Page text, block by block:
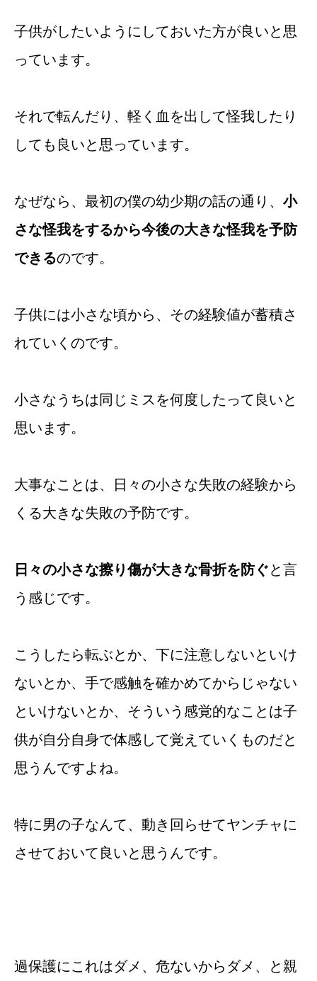
子供がしたいようにしておいた方が良いと思
っています。
それで転んだり、軽く血を出して怪我したり
しても良いと思っています。
なぜなら、最初の僕の幼少期の話の通り、 小
さな怪我をするから今後の大きな怪我を予防
できるのです。
子供には小さな頃から、その経験値が蓄積さ
れていくのです。
小さなうちは同じミスを何度したって良いと
思います。
大事なことは、日々の小さな失敗の経験から
くる大きな失敗の予防です。
日々の小さな擦り傷が大きな骨折を防ぐと言
う感じです。
こうしたら転ぶとか、下に注意しないといけ
ないとか、手で感触を確かめてからじゃない
といけないとか、そういう感覚的なことは子
供が自分自身で体感して覚えていくものだと
思うんですよね。
特に男の子なんて、動き回らせてヤンチャに
させておいて良いと思うんです。
過保護にこれはダメ、危ないからダメ、と親